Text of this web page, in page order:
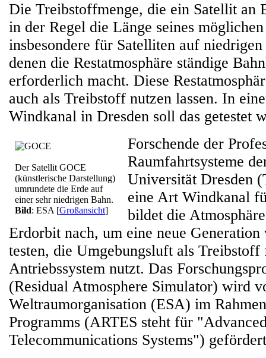
Die Treibstoffmenge, die ein Satellit an
in der Regel die Länge seines
insbesondere für Satelliten auf
denen die Restatmosphäre ständige
erforderlich macht. Diese
auch als Treibstoff nutzen lassen. In
Windkanal in Dresden soll das getestet
Der Satellit GOCE
(künstlerische Darstellung)
umrundete die Erde auf
einer sehr niedrigen Bahn.
Bild: ESA [Großansicht]
Forschende der
Raumfahrtsysteme
Universität Dresden
eine Art Windkanal
bildet die
Erdorbit nach, um eine neue
testen, die Umgebungsluft als
Antriebssystem nutzt. Das
(Residual Atmosphere Simulator) wird
Weltraumorganisation (ESA) im
Programms (ARTES steht für
Telecommunications Systems")